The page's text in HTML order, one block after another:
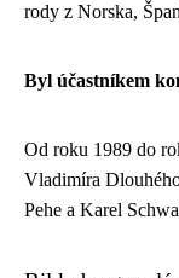
rody z Norska,
Byl účastníkem
Od roku 1989 do
Vladimíra
Pehe a Karel